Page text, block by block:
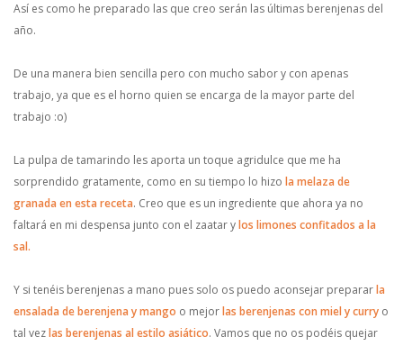
Así es como he preparado las que creo serán las últimas berenjenas del
año.
De una manera bien sencilla pero con mucho sabor y con apenas
trabajo, ya que es el horno quien se encarga de la mayor parte del
trabajo :o)
La pulpa de tamarindo les aporta un toque agridulce que me ha
sorprendido gratamente, como en su tiempo lo hizo la melaza de
granada en esta receta. Creo que es un ingrediente que ahora ya no
faltará en mi despensa junto con el zaatar ylos limones confitados a la
sal.
Y si tenéis berenjenas a mano pues solo os puedo aconsejar prepararla
ensalada de berenjena y mango o mejorlas berenjenas con miel y curry o
tal vezlas berenjenas al estilo asiático. Vamos que no os podéis quejar